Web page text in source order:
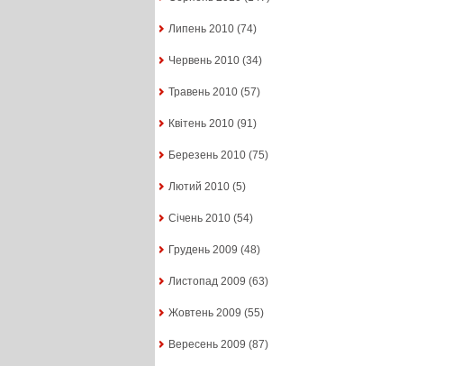
Липень 2010(74)
Червень 2010(34)
Травень 2010(57)
Квітень 2010(91)
Березень 2010(75)
Лютий 2010(5)
Січень 2010(54)
Грудень 2009 (48)
Листопад 2009 (63)
Жовтень 2009 (55)
Вересень 2009 (87)